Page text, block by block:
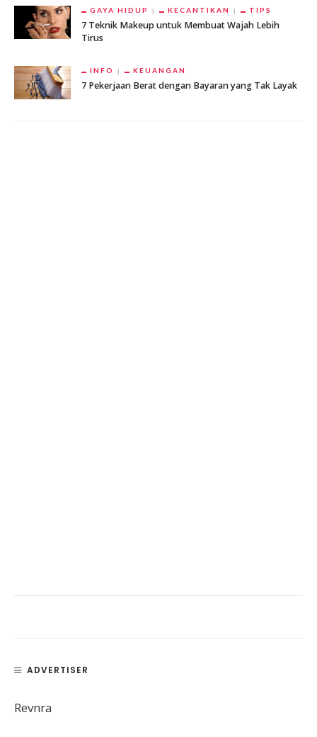
GAYA HIDUP KECANTIKAN TIPS
7 Teknik Makeup untuk Membuat Wajah Lebih
Tirus
INFO KEUANGAN
7 Pekerjaan Berat dengan Bayaran yang Tak Layak
ADVERTISER
Revnra